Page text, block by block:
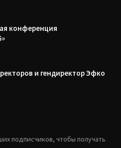
конференция
и гендиректор Эфко
подписчиков, чтобы получать